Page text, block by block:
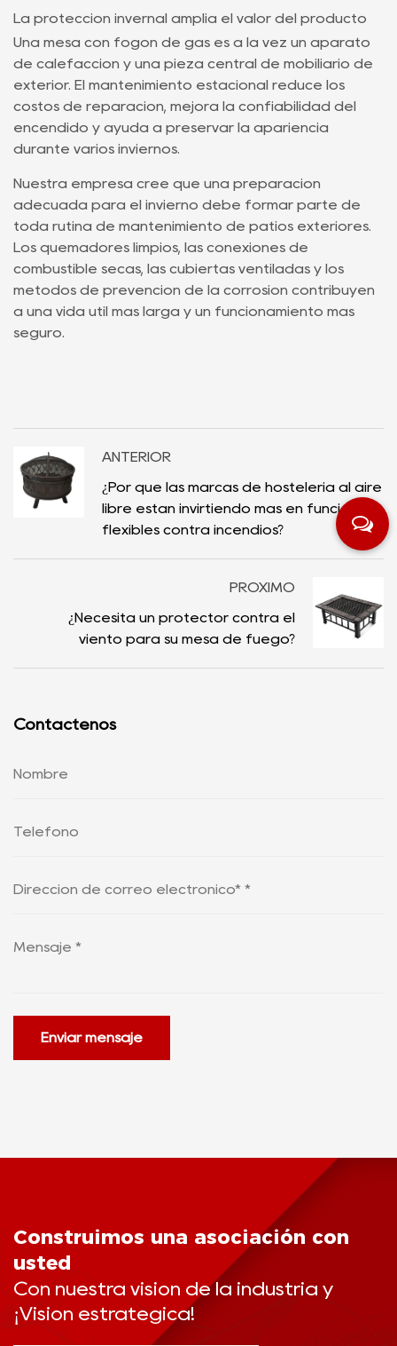
La protección invernal amplía el valor del producto
Una mesa con fogón de gas es a la vez un aparato
de calefacción y una pieza central de mobiliario de
exterior. El mantenimiento estacional reduce los
costos de reparación, mejora la confiabilidad del
encendido y ayuda a preservar la apariencia
durante varios inviernos.
Nuestra empresa cree que una preparación
adecuada para el invierno debe formar parte de
toda rutina de mantenimiento de patios exteriores.
Los quemadores limpios, las conexiones de
combustible secas, las cubiertas ventiladas y los
métodos de prevención de la corrosión contribuyen
a una vida útil más larga y un funcionamiento más
seguro.
ANTERIOR
¿Por qué las marcas de hostelería al aire
libre están invirtiendo más en funciones
flexibles contra incendios?
PRÓXIMO
¿Necesita un protector contra el
viento para su mesa de fuego?
Contáctenos
Enviar mensaje
Construimos una asociación con
usted
Con nuestra visión de la industria y
¡Visión estratégica!